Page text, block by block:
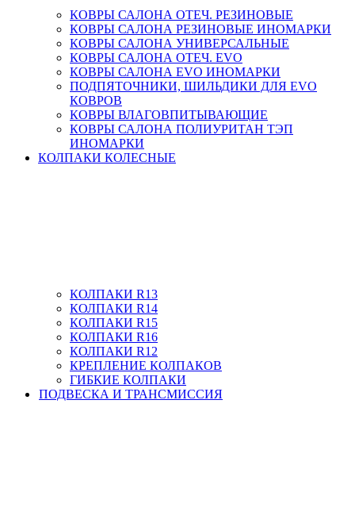
КОВРЫ САЛОНА ОТЕЧ. РЕЗИНОВЫЕ
КОВРЫ САЛОНА РЕЗИНОВЫЕ ИНОМАРКИ
КОВРЫ САЛОНА УНИВЕРСАЛЬНЫЕ
КОВРЫ САЛОНА ОТЕЧ. EVO
КОВРЫ САЛОНА EVO ИНОМАРКИ
ПОДПЯТОЧНИКИ, ШИЛЬДИКИ ДЛЯ EVO
КОВРОВ
КОВРЫ ВЛАГОВПИТЫВАЮЩИЕ
КОВРЫ САЛОНА ПОЛИУРИТАН ТЭП
ИНОМАРКИ
КОЛПАКИ КОЛЕСНЫЕ
КОЛПАКИ R13
КОЛПАКИ R14
КОЛПАКИ R15
КОЛПАКИ R16
КОЛПАКИ R12
КРЕПЛЕНИЕ КОЛПАКОВ
ГИБКИЕ КОЛПАКИ
ПОДВЕСКА И ТРАНСМИССИЯ